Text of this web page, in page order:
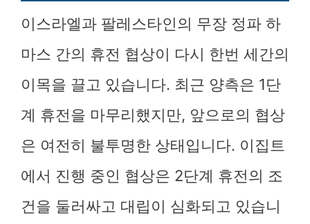
이스라엘과 팔레스타인의 무장 정파 하
마스 간의 휴전 협상이 다시 한번 세간의
이목을 끌고 있습니다. 최근 양측은 1단
계 휴전을 마무리했지만, 앞으로의 협상
은 여전히 불투명한 상태입니다. 이집트
에서 진행 중인 협상은 2단계 휴전의 조
건을 둘러싸고 대립이 심화되고 있습니